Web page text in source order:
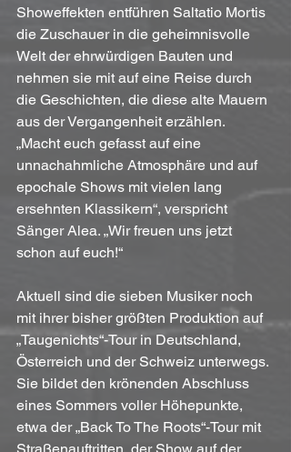
Showeffekten entführen Saltatio Mortis
die Zuschauer in die geheimnisvolle
Welt der ehrwürdigen Bauten und
nehmen sie mit auf eine Reise durch
die Geschichten, die diese alte Mauern
aus der Vergangenheit erzählen.
„Macht euch gefasst auf eine
unnachahmliche Atmosphäre und auf
epochale Shows mit vielen lang
ersehnten Klassikern“, verspricht
Sänger Alea. „Wir freuen uns jetzt
schon auf euch!“
Aktuell sind die sieben Musiker noch
mit ihrer bisher größten Produktion auf
„Taugenichts“-Tour in Deutschland,
Österreich und der Schweiz unterwegs.
Sie bildet den krönenden Abschluss
eines Sommers voller Höhepunkte,
etwa der „Back To The Roots“-Tour mit